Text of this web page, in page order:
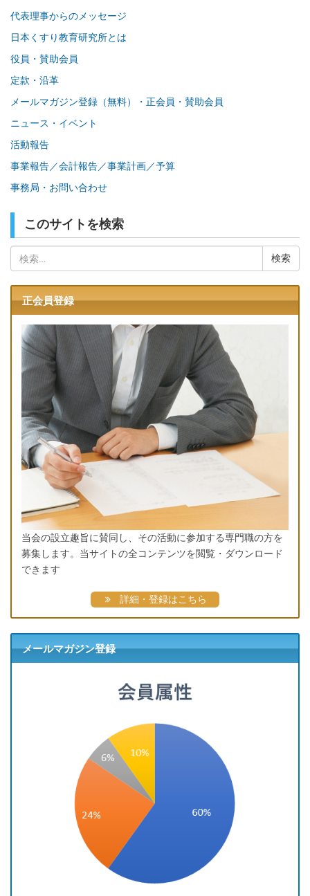
代表理事からのメッセージ
日本くすり教育研究所とは
役員・賛助会員
定款・沿革
メールマガジン登録（無料）・正会員・賛助会員
ニュース・イベント
活動報告
事業報告／会計報告／事業計画／予算
事務局・お問い合わせ
このサイトを検索
索:
正会員登録
当会の設立趣旨に賛同し、その活動に参加する専門職の方を
募集します。当サイトの全コンテンツを閲覧・ダウンロード
できます
詳細・登録はこちら
メールマガジン登録